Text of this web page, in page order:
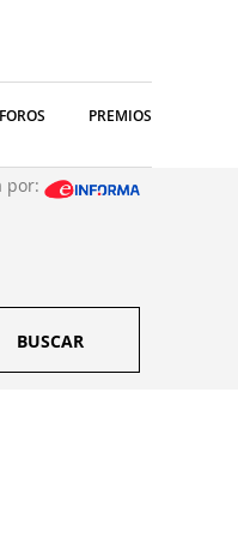
FOROS PREMIOS
por:
BUSCAR